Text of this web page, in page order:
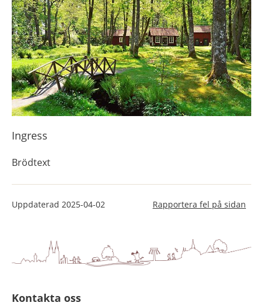
Ingress
Brödtext
Uppdaterad 2025-04-02 Rapportera fel på sidan
Kontakta oss